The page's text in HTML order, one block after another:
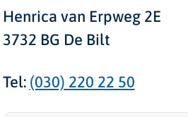
Henrica van Erpweg 2E
3732 BG De Bilt
Tel: (030) 220 22 50